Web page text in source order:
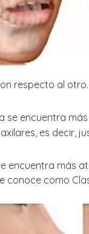
respecto al otro.
se encuentra
es decir,
encuentra más
como